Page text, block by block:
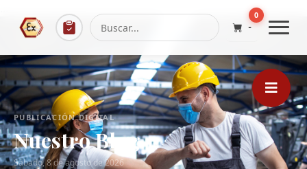
0
PUBLICACIÓN DIGITAL
Nuestro Blog
Sábado, 8 de agosto de 2026